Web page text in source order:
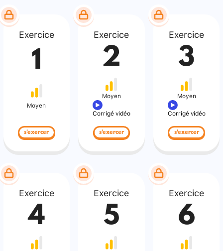
Exercice
1
Moyen
s'exercer
Exercice
2
Moyen
Corrigé vidéo
s'exercer
Exercice
3
Moyen
Corrigé vidéo
s'exercer
Exercice
4
Exercice
5
Exercice
6